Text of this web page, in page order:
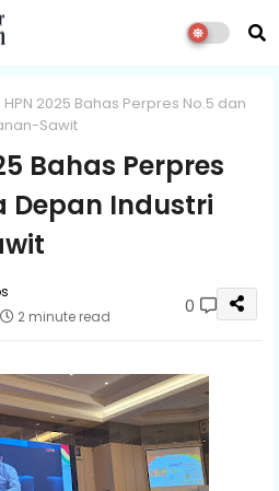
HPN 2025 Bahas Perpres No.5 dan
Sawit
Bahas Perpres
Depan Industri
2 minute read 0